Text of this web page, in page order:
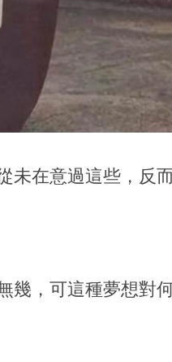
未在意過這些，反
幾，可這種夢想對